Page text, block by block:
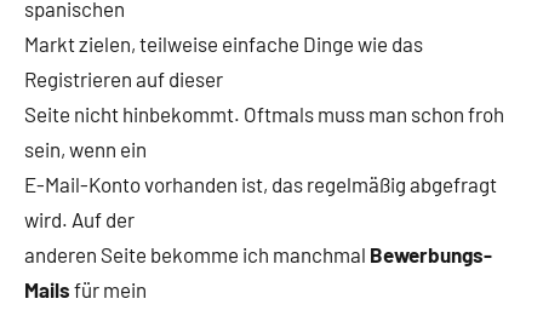
spanischen
Markt zielen, teilweise einfache Dinge wie das
Registrieren auf dieser
Seite nicht hinbekommt. Oftmals muss man schon froh
sein, wenn ein
E-Mail-Konto vorhanden ist, das regelmäßig abgefragt
wird. Auf der
anderen Seite bekomme ich manchmal Bewerbungs-
Mails für mein